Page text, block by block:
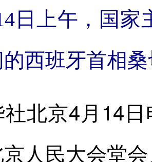
上午，国家
西班牙首相
京4月14日
人民大会堂